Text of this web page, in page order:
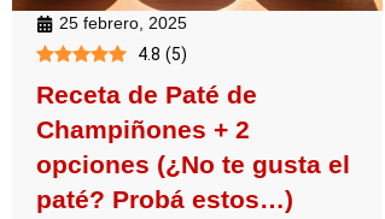
25 febrero, 2025
4.8 (5)
Receta de Paté de
Champiñones + 2
opciones (¿No te gusta el
paté? Probá estos…)